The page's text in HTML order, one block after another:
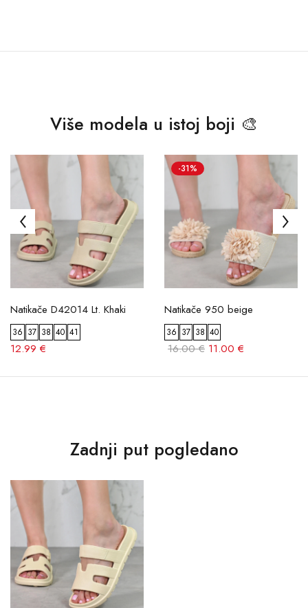
Više modela u istoj boji 🎨
Natikače D42014 Lt. Khaki
36 37 38 40 41
12.99 €
-31%
Natikače 950 beige
36 37 38 40
16.00 € 11.00 €
Zadnji put pogledano